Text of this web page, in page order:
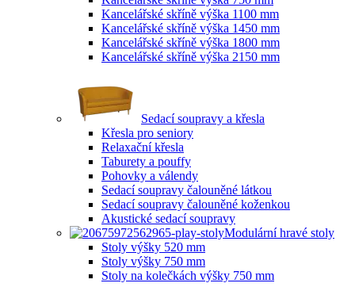
Kancelářské skříně výška 1100 mm
Kancelářské skříně výška 1450 mm
Kancelářské skříně výška 1800 mm
Kancelářské skříně výška 2150 mm
Sedací soupravy a křesla
Křesla pro seniory
Relaxační křesla
Taburety a pouffy
Pohovky a válendy
Sedací soupravy čalouněné látkou
Sedací soupravy čalouněné koženkou
Akustické sedací soupravy
Modulární hravé stoly
Stoly výšky 520 mm
Stoly výšky 750 mm
Stoly na kolečkách výšky 750 mm